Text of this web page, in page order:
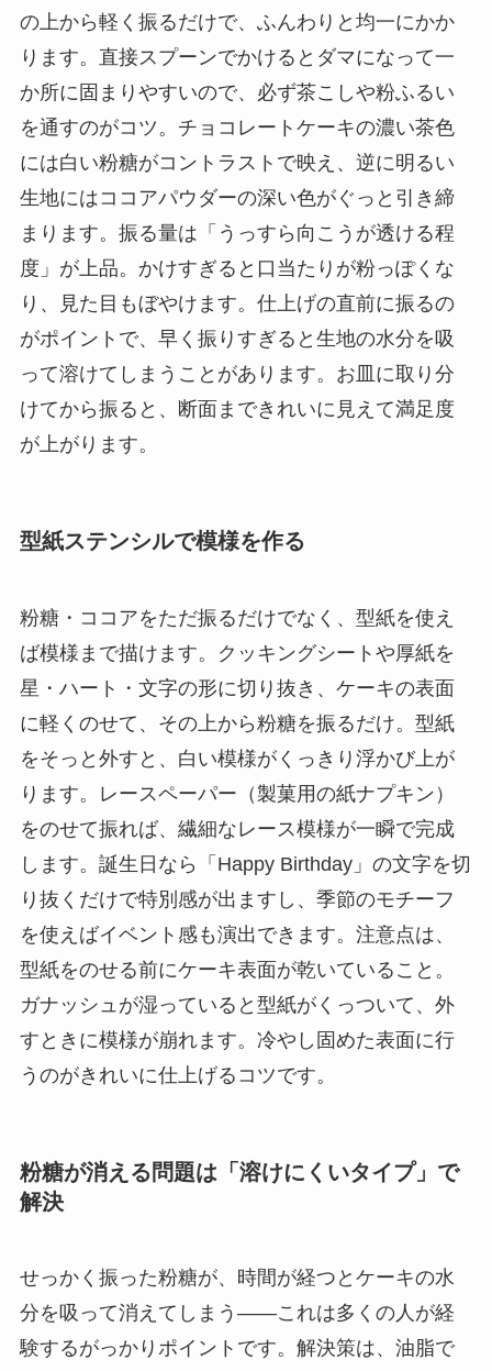
の上から軽く振るだけで、ふんわりと均一にかか
ります。直接スプーンでかけるとダマになって一
か所に固まりやすいので、必ず茶こしや粉ふるい
を通すのがコツ。チョコレートケーキの濃い茶色
には白い粉糖がコントラストで映え、逆に明るい
生地にはココアパウダーの深い色がぐっと引き締
まります。振る量は「うっすら向こうが透ける程
度」が上品。かけすぎると口当たりが粉っぽくな
り、見た目もぼやけます。仕上げの直前に振るの
がポイントで、早く振りすぎると生地の水分を吸
って溶けてしまうことがあります。お皿に取り分
けてから振ると、断面まできれいに見えて満足度
が上がります。
型紙ステンシルで模様を作る
粉糖・ココアをただ振るだけでなく、型紙を使え
ば模様まで描けます。クッキングシートや厚紙を
星・ハート・文字の形に切り抜き、ケーキの表面
に軽くのせて、その上から粉糖を振るだけ。型紙
をそっと外すと、白い模様がくっきり浮かび上が
ります。レースペーパー（製菓用の紙ナプキン）
をのせて振れば、繊細なレース模様が一瞬で完成
します。誕生日なら「Happy Birthday」の文字を切
り抜くだけで特別感が出ますし、季節のモチーフ
を使えばイベント感も演出できます。注意点は、
型紙をのせる前にケーキ表面が乾いていること。
ガナッシュが湿っていると型紙がくっついて、外
すときに模様が崩れます。冷やし固めた表面に行
うのがきれいに仕上げるコツです。
粉糖が消える問題は「溶けにくいタイプ」で
解決
せっかく振った粉糖が、時間が経つとケーキの水
分を吸って消えてしまう——これは多くの人が経
験するがっかりポイントです。解決策は、油脂で